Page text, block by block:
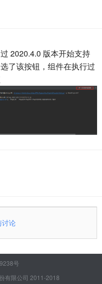
2020.4.0 版本开始支持
了该按钮，组件在执行过
讨论
号
有限公司 2011-2018